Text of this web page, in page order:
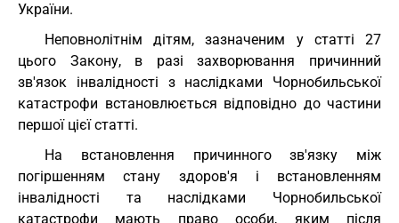
України.
Неповнолітнім дітям, зазначеним у статті 27
цього Закону, в разі захворювання причинний
зв'язок інвалідності з наслідками Чорнобильської
катастрофи встановлюється відповідно до частини
першої цієї статті.
На встановлення причинного зв'язку між
погіршенням стану здоров'я і встановленням
інвалідності та наслідками Чорнобильської
катастрофи мають право особи, яким після